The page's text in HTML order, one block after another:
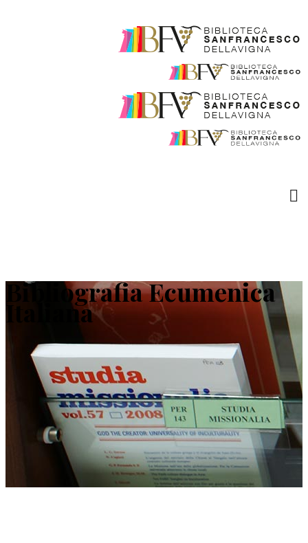
Bibliografia Ecumenica
Italiana